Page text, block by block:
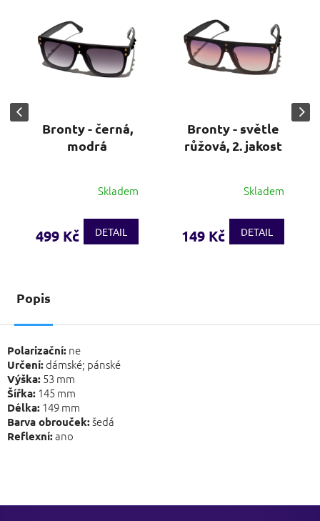
Bronty - černá,
modrá
Skladem
499 Kč DETAIL
Bronty - světle
růžová, 2. jakost
Skladem
149 Kč DETAIL
Popis
Polarizační: ne
Určení:dámské; pánské
Výška: 53 mm
Šířka: 145 mm
Délka: 149 mm
Barva obrouček:šedá
Reflexní:ano